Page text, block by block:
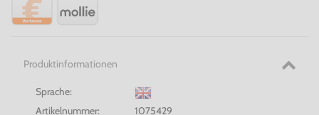
Produktinformationen
Sprache:
Artikelnummer:
1075429